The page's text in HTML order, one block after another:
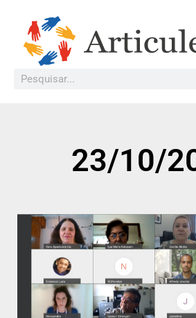
23/10/